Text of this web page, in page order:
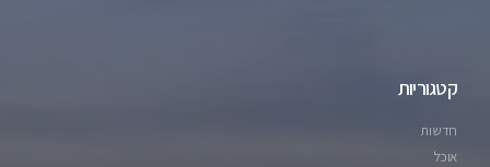
קטגוריות
חדשות
אוכל